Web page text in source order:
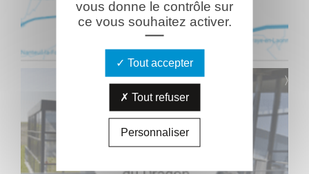
vous donne le contrôle sur
ce vous souhaitez activer.
Tout accepter
Tout refuser
Personnaliser